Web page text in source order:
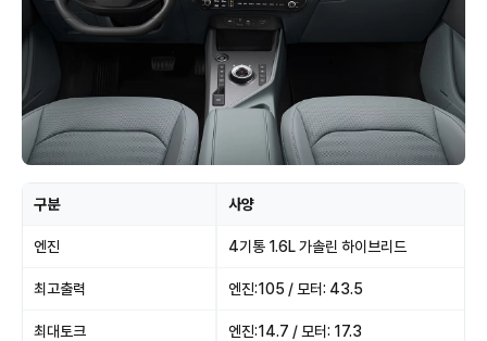
구분 사양
엔진 4기통 1.6L 가솔린 하이브리드
최고출력 엔진:105 / 모터: 43.5
최대토크 엔진:14.7 / 모터: 17.3